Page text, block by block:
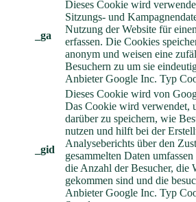
_ga
Dieses Cookie wird
Sitzungs- und
Nutzung der Website für
erfassen. Die Cookies
anonym und weisen eine
Besuchern zu um sie
Anbieter Google Inc. Typ
_gid
Dieses Cookie wird von
Das Cookie wird verwendet,
darüber zu speichern, wie
nutzen und hilft bei der
Analyseberichts über den
gesammelten Daten
die Anzahl der Besucher, die
gekommen sind und die
Anbieter Google Inc. Typ